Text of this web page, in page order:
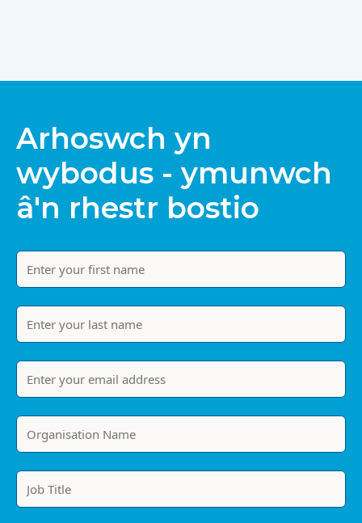
Arhoswch yn
wybodus - ymunwch
â'n rhestr bostio